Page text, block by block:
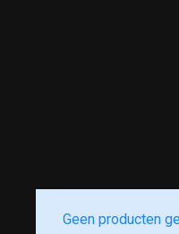
Geen producten